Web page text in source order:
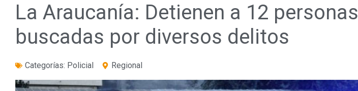
La Araucanía: Detienen a 12 personas
buscadas por diversos delitos
Categorías: Policial Regional